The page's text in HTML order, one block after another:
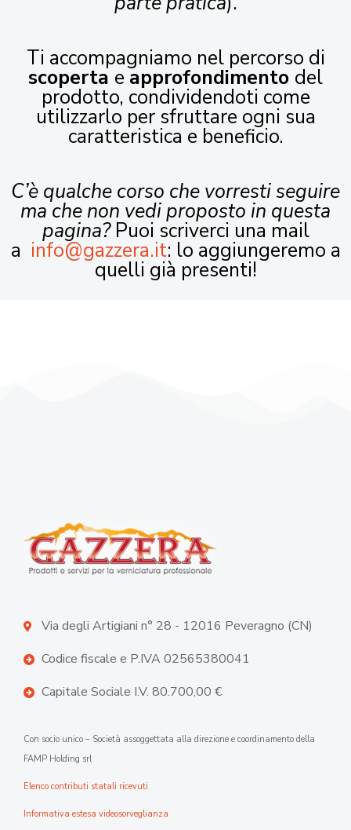
Ti accompagniamo nel percorso di
scoperta e approfondimento del
prodotto, condividendoti come
utilizzarlo per sfruttare ogni sua
caratteristica e beneficio.
C’è qualche corso che vorresti seguire
ma che non vedi proposto in questa
pagina?Puoi scriverci una mail
a info@gazzera.it: lo aggiungeremo a
quelli già presenti!
Via degli Artigiani n° 28 - 12016 Peveragno (CN)
Codice fiscale e P.IVA 02565380041
Capitale Sociale I.V. 80.700,00 €
Con socio unico – Società assoggettata alla direzione e coordinamento della
FAMP Holding srl
Elenco contributi statali ricevuti
Informativa estesa videosorveglianza